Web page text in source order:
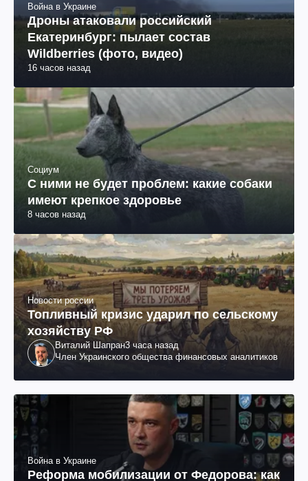
Война в Украине
Дроны атаковали российский
Екатеринбург: пылает состав
Wildberries (фото, видео)
16 часов назад
Социум
С ними не будет проблем: какие собаки
имеют крепкое здоровье
8 часов назад
Новости россии
Топливный кризис ударил по сельскому
хозяйству РФ
Виталий Шапран3 часа назад
Член Украинского общества финансовых аналитиков
Война в Украине
Реформа мобилизации от Федорова: как